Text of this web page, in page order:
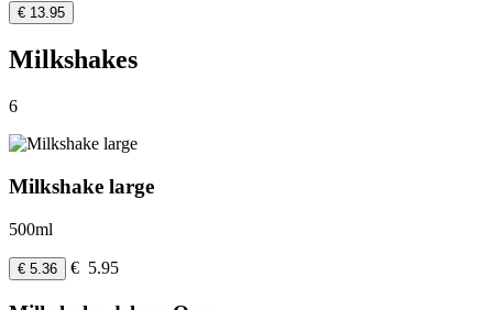
€ 13.95
Milkshakes
6
Milkshake large
500ml
€ 5.36 € 5.95